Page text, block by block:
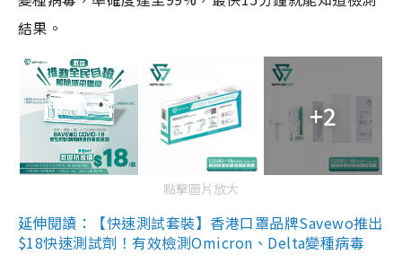
結果。
+2
點擊圖片放大
延伸閱讀：【快速測試套裝】香港口罩品牌Savewo推出
$18快速測試劑！有效檢測Omicron、Delta變種病毒